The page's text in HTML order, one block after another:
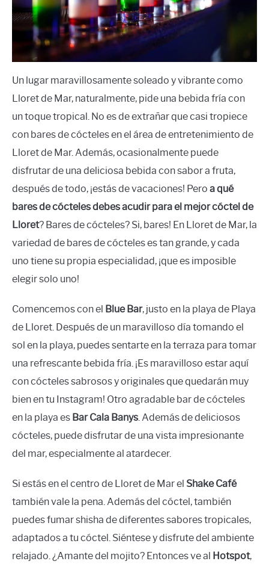
Un lugar maravillosamente soleado y vibrante como
Lloret de Mar, naturalmente, pide una bebida fría con
un toque tropical. No es de extrañar que casi tropiece
con bares de cócteles en el área de entretenimiento de
Lloret de Mar. Además, ocasionalmente puede
disfrutar de una deliciosa bebida con sabor a fruta,
después de todo, ¡estás de vacaciones! Pero a qué
bares de cócteles debes acudir para el mejor cóctel de
Lloret? Bares de cócteles? Si, bares! En Lloret de Mar, la
variedad de bares de cócteles es tan grande, y cada
uno tiene su propia especialidad, ¡que es imposible
elegir solo uno!
Comencemos con el Blue Bar, justo en la playa de Playa
de Lloret. Después de un maravilloso día tomando el
sol en la playa, puedes sentarte en la terraza para tomar
una refrescante bebida fría. ¡Es maravilloso estar aquí
con cócteles sabrosos y originales que quedarán muy
bien en tu Instagram! Otro agradable bar de cócteles
en la playa es Bar Cala Banys . Además de deliciosos
cócteles, puede disfrutar de una vista impresionante
del mar, especialmente al atardecer.
Si estás en el centro de Lloret de Mar el Shake Café
también vale la pena. Además del cóctel, también
puedes fumar shisha de diferentes sabores tropicales,
adaptados a tu cóctel. Siéntese y disfrute del ambiente
relajado. ¿Amante del mojito? Entonces ve al Hotspot,